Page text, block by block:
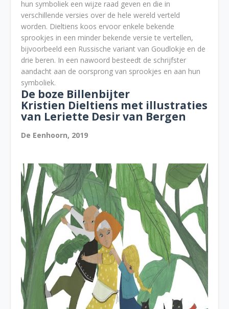
hun symboliek een wijze raad geven en die in
verschillende versies over de hele wereld verteld
worden. Dieltiens koos ervoor enkele bekende
sprookjes in een minder bekende versie te vertellen,
bijvoorbeeld een Russische variant van Goudlokje en de
drie beren. In een nawoord besteedt de schrijfster
aandacht aan de oorsprong van sprookjes en aan hun
symboliek.
De boze Billenbijter
Kristien Dieltiens met illustraties
van Leriette Desir van Bergen
De Eenhoorn, 2019